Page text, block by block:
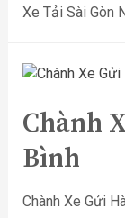
Xe Tải Sài Gòn
Chành
Bình
Chành Xe Gửi